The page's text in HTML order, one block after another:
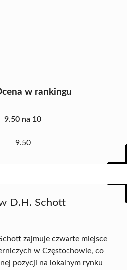
w rankingu
9.50 na 10
9.50
D.H. Schott
zajmuje czwarte miejsce
w Częstochowie, co
pozycji na lokalnym rynku